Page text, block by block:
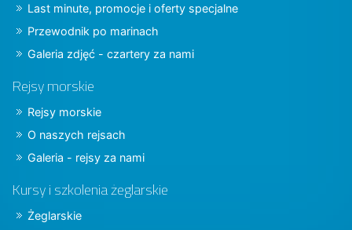
Last minute, promocje i oferty specjalne
Przewodnik po marinach
Galeria zdjęć - czartery za nami
Rejsy morskie
Rejsy morskie
O naszych rejsach
Galeria - rejsy za nami
Kursy i szkolenia żeglarskie
Żeglarskie